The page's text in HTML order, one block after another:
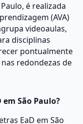
é realizada
(AVA)
videoaulas,
disciplinas
pontualmente
redondezas de
São Paulo?
EaD em São